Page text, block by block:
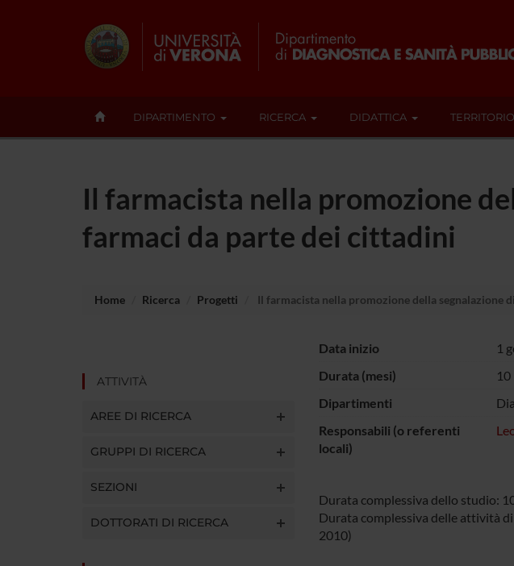
DIPARTIMENTO RICERCA DIDATTICA
Il farmacista nella promozione
farmaci da parte dei cittadini
Home Ricerca Progetti Il farmacista nella promozione della segnalazione
ATTIVITÀ
AREE DI RICERCA
GRUPPI DI RICERCA
SEZIONI
DOTTORATI DI RICERCA
Data inizio
1
Durata (mesi)
10
Dipartimenti
Responsabili (o referenti
locali)
Durata complessiva dello studio:
Durata complessiva delle attività
2010)